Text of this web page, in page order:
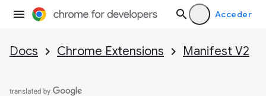
Acceder
Docs Chrome Extensions Manifest V2